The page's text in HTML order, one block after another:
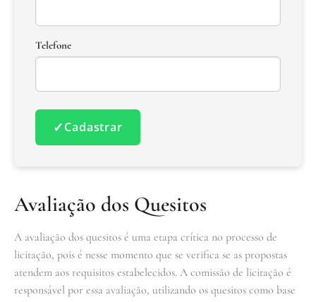
Telefone
✓Cadastrar
Avaliação dos Quesitos
A avaliação dos quesitos é uma etapa crítica no processo de
licitação, pois é nesse momento que se verifica se as propostas
atendem aos requisitos estabelecidos. A comissão de licitação é
responsável por essa avaliação, utilizando os quesitos como base